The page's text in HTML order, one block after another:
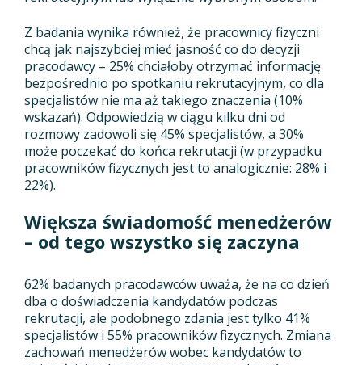
Z badania wynika również, że pracownicy fizyczni
chcą jak najszybciej mieć jasność co do decyzji
pracodawcy – 25% chciałoby otrzymać informację
bezpośrednio po spotkaniu rekrutacyjnym, co dla
specjalistów nie ma aż takiego znaczenia (10%
wskazań). Odpowiedzią w ciągu kilku dni od
rozmowy zadowoli się 45% specjalistów, a 30%
może poczekać do końca rekrutacji (w przypadku
pracowników fizycznych jest to analogicznie: 28% i
22%).
Większa świadomość menedżerów
– od tego wszystko się zaczyna
62% badanych pracodawców uważa, że na co dzień
dba o doświadczenia kandydatów podczas
rekrutacji, ale podobnego zdania jest tylko 41%
specjalistów i 55% pracowników fizycznych. Zmiana
zachowań menedżerów wobec kandydatów to